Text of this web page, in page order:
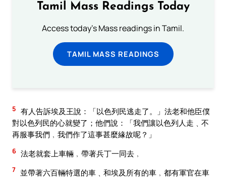
Tamil Mass Readings Today
Access today's Mass readings in Tamil.
TAMIL MASS READINGS
5 有人告訴埃及王說：「以色列民逃走了。」法老和他臣僕
對以色列民的心就變了；他們說：「我們讓以色列人走﹑不
再服事我們﹐我們作了這事甚麼緣故呢？」
6 法老就套上車輛﹐帶著兵丁一同去﹐
7 並帶著六百輛特選的車﹑和埃及所有的車﹐都有軍官在車